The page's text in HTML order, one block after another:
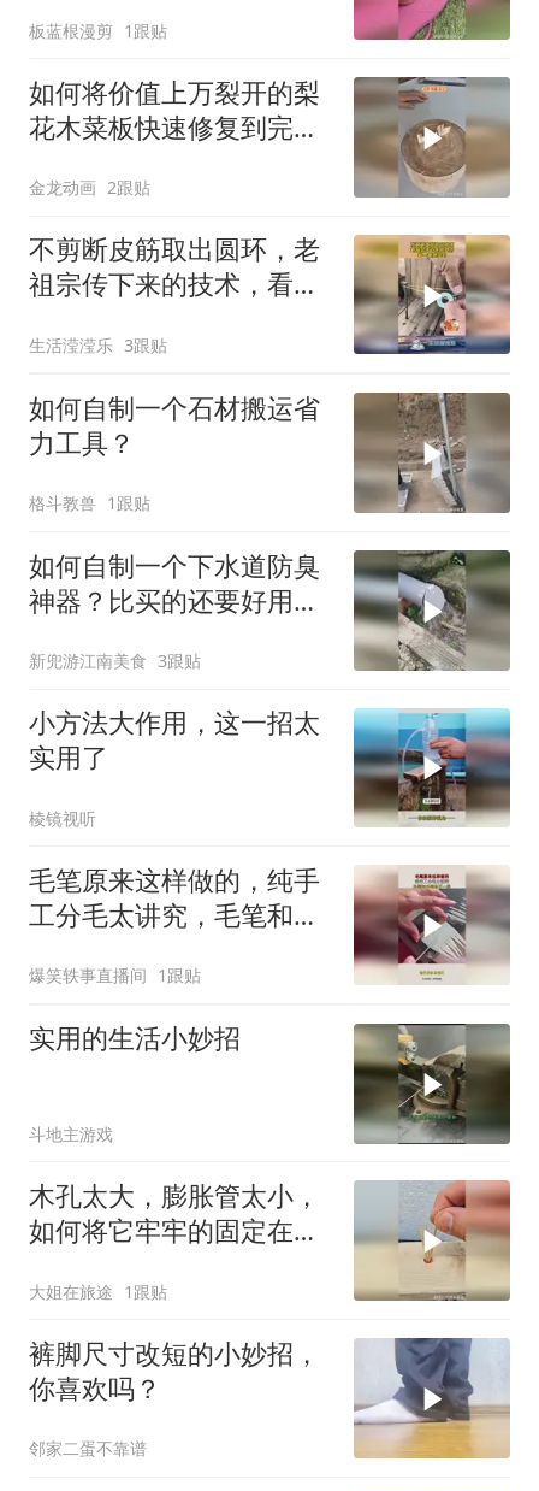
板蓝根漫剪 1跟贴
如何将价值上万裂开的梨
花木菜板快速修复到完美
金龙动画 2跟贴
不剪断皮筋取出圆环，老
祖宗传下来的技术，看一
生活滢滢乐 3跟贴
如何自制一个石材搬运省
力工具？
格斗教兽 1跟贴
如何自制一个下水道防臭
神器？比买的还要好用
新兜游江南美食 3跟贴
小方法大作用，这一招太
实用了
棱镜视听
毛笔原来这样做的，纯手
工分毛太讲究，毛笔和毛
爆笑轶事直播间 1跟贴
实用的生活小妙招
斗地主游戏
木孔太大，膨胀管太小，
如何将它牢牢的固定在角
大姐在旅途 1跟贴
裤脚尺寸改短的小妙招，
你喜欢吗？
邻家二蛋不靠谱